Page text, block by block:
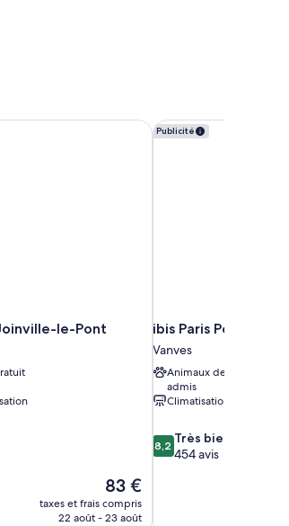
le-Pont
Le
nouveau
prix
83 €
taxes et frais compris
22 août - 23 août
le-Pont Publicité
ibis Paris Porte de
Vanves
Animaux de compagnie
admis
Climatisation
8.2
sur
8,2 Très bien
454 avis
ibis Paris Porte de